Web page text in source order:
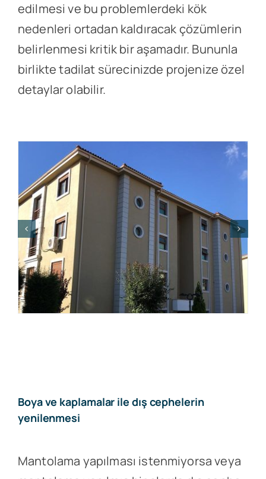
edilmesi ve bu problemlerdeki kök
nedenleri ortadan kaldıracak çözümlerin
belirlenmesi kritik bir aşamadır. Bununla
birlikte tadilat sürecinizde projenize özel
detaylar olabilir.
Boya ve kaplamalar ile dış cephelerin
yenilenmesi
Mantolama yapılması istenmiyorsa veya